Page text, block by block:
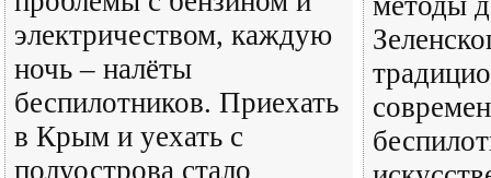
электричеством, каждую
ночь – налёты
беспилотников. Приехать
в Крым и уехать с
полуострова стало